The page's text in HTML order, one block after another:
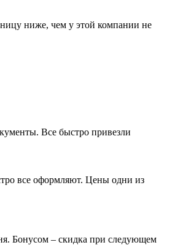
ниже, чем у этой компании не
Все быстро привезли
все оформляют. Цены одни из
Бонусом – скидка при следующем